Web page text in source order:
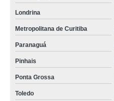
Londrina
Metropolitana de Curitiba
Paranaguá
Pinhais
Ponta Grossa
Toledo